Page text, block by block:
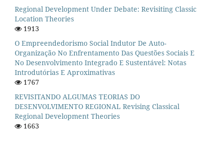
Regional Development Under Debate: Revisiting Classic
Location Theories
1913
O Empreendedorismo Social Indutor De Auto-
Organização No Enfrentamento Das Questões Sociais E
No Desenvolvimento Integrado E Sustentável: Notas
Introdutórias E Aproximativas
1767
REVISITANDO ALGUMAS TEORIAS DO
DESENVOLVIMENTO REGIONAL Revising Classical
Regional Development Theories
1663